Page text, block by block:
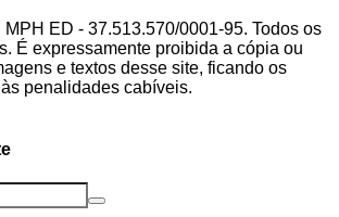
ED - 37.513.570/0001-95. Todos os
É expressamente proibida a cópia ou
e textos desse site, ficando os
penalidades cabíveis.
Buscar